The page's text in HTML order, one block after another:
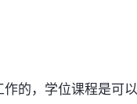
的，学位课程是可以